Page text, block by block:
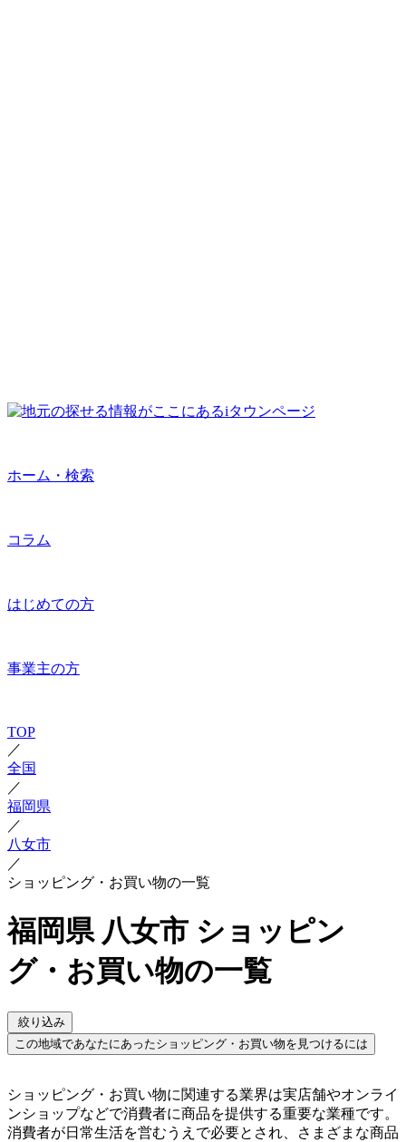
ホーム・検索
コラム
はじめての方
事業主の方
TOP
／
全国
／
福岡県
／
八女市
／
ショッピング・お買い物の一覧
福岡県 八女市 ショッピン
グ・お買い物の一覧
絞り込み
この地域であなたにあったショッピング・お買い物を見つけるには
ショッピング・お買い物に関連する業界は実店舗やオンライ
ンショップなどで消費者に商品を提供する重要な業種です。
消費者が日常生活を営むうえで必要とされ、さまざまな商品